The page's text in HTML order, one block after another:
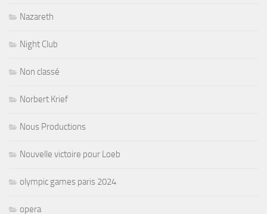
Nazareth
Night Club
Non classé
Norbert Krief
Nous Productions
Nouvelle victoire pour Loeb
olympic games paris 2024
opera